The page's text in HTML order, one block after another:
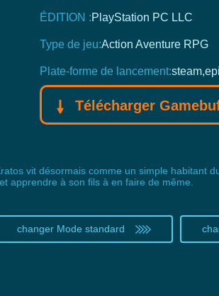
ÉDITION :PlayStation PC LLC
Type de jeu:Action Aventure RPG
Plate-forme de lancement:
Télécharger Gamebuff
vit désormais comme un simple habitant
apprendre à son fils à en faire de même.
changer Mode standard